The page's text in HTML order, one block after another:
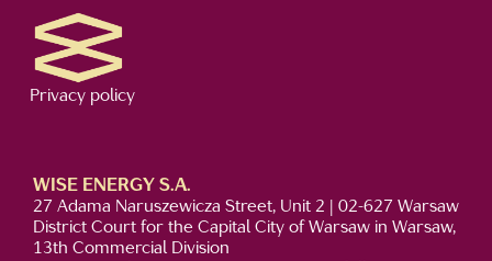
Privacy policy
WISE ENERGY S.A.
27 Adama Naruszewicza Street, Unit 2 | 02-627 Warsaw
District Court for the Capital City of Warsaw in Warsaw,
13th Commercial Division